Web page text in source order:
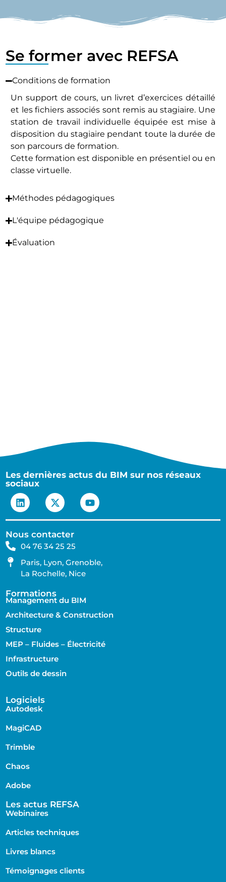
Se former avec REFSA
Conditions de formation
Un support de cours, un livret d’exercices détaillé
et les fichiers associés sont remis au stagiaire. Une
station de travail individuelle équipée est mise à
disposition du stagiaire pendant toute la durée de
son parcours de formation.
Cette formation est disponible en présentiel ou en
classe virtuelle.
Méthodes pédagogiques
L'équipe pédagogique
Évaluation
Les dernières actus du BIM sur nos réseaux
sociaux
Nous contacter
04 76 34 25 25
Paris, Lyon, Grenoble,
La Rochelle, Nice
Formations
Management du BIM
Architecture & Construction
Structure
MEP – Fluides – Électricité
Infrastructure
Outils de dessin
Logiciels
Autodesk
MagiCAD
Trimble
Chaos
Adobe
Les actus REFSA
Webinaires
Articles techniques
Livres blancs
Témoignages clients